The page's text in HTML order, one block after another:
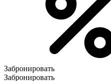
Забронировать
Забронировать